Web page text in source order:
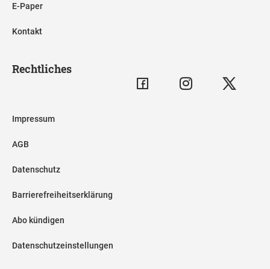
E-Paper
Kontakt
Rechtliches
Impressum
AGB
Datenschutz
Barrierefreiheitserklärung
Abo kündigen
Datenschutzeinstellungen